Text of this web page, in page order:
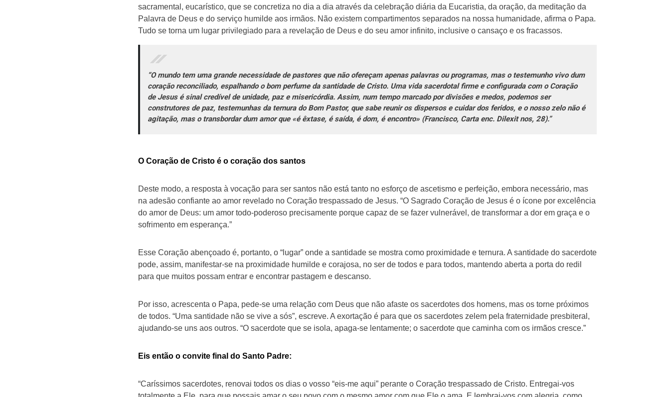
sacramental, eucarístico, que se concretiza no dia a dia através da celebração diária da Eucaristia, da oração, da meditação da
Palavra de Deus e do serviço humilde aos irmãos. Não existem compartimentos separados na nossa humanidade, afirma o Papa.
Tudo se torna um lugar privilegiado para a revelação de Deus e do seu amor infinito, inclusive o cansaço e os fracassos.
“O mundo tem uma grande necessidade de pastores que não ofereçam apenas palavras ou programas, mas o testemunho vivo dum
coração reconciliado, espalhando o bom perfume da santidade de Cristo. Uma vida sacerdotal firme e configurada com o Coração
de Jesus é sinal credível de unidade, paz e misericórdia. Assim, num tempo marcado por divisões e medos, podemos ser
construtores de paz, testemunhas da ternura do Bom Pastor, que sabe reunir os dispersos e cuidar dos feridos, e o nosso zelo não é
agitação, mas o transbordar dum amor que «é êxtase, é saída, é dom, é encontro» (Francisco, Carta enc. Dilexit nos, 28).”
O Coração de Cristo é o coração dos santos
Deste modo, a resposta à vocação para ser santos não está tanto no esforço de ascetismo e perfeição, embora necessário, mas
na adesão confiante ao amor revelado no Coração trespassado de Jesus. “O Sagrado Coração de Jesus é o ícone por excelência
do amor de Deus: um amor todo-poderoso precisamente porque capaz de se fazer vulnerável, de transformar a dor em graça e o
sofrimento em esperança.”
Esse Coração abençoado é, portanto, o “lugar” onde a santidade se mostra como proximidade e ternura. A santidade do sacerdote
pode, assim, manifestar-se na proximidade humilde e corajosa, no ser de todos e para todos, mantendo aberta a porta do redil
para que muitos possam entrar e encontrar pastagem e descanso.
Por isso, acrescenta o Papa, pede-se uma relação com Deus que não afaste os sacerdotes dos homens, mas os torne próximos
de todos. “Uma santidade não se vive a sós”, escreve. A exortação é para que os sacerdotes zelem pela fraternidade presbiteral,
ajudando-se uns aos outros. “O sacerdote que se isola, apaga-se lentamente; o sacerdote que caminha com os irmãos cresce.”
Eis então o convite final do Santo Padre:
“Caríssimos sacerdotes, renovai todos os dias o vosso “eis-me aqui” perante o Coração trespassado de Cristo. Entregai-vos